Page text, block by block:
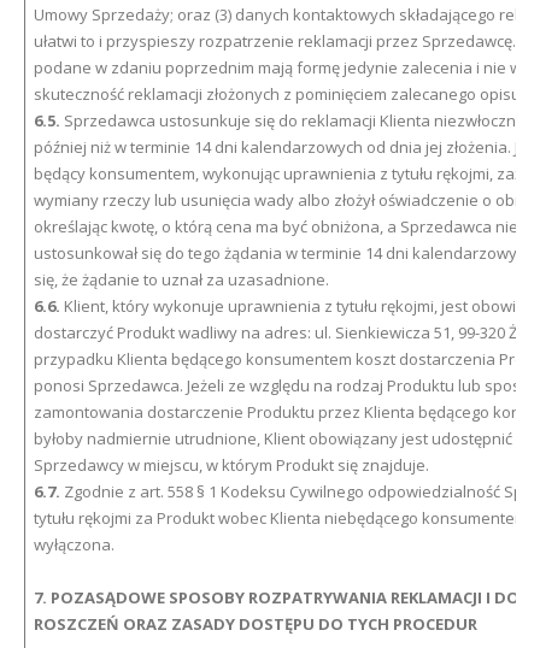
Umowy Sprzedaży; oraz (3) danych kontaktowych składającego
ułatwi to i przyspieszy rozpatrzenie reklamacji przez Sprzedawcę.
podane w zdaniu poprzednim mają formę jedynie zalecenia i nie
skuteczność reklamacji złożonych z pominięciem zalecanego opisu
6.5. Sprzedawca ustosunkuje się do reklamacji Klienta niezwłocznie,
później niż w terminie 14 dni kalendarzowych od dnia jej złożenia.
będący konsumentem, wykonując uprawnienia z tytułu rękojmi,
wymiany rzeczy lub usunięcia wady albo złożył oświadczenie o
określając kwotę, o którą cena ma być obniżona, a Sprzedawca nie
ustosunkował się do tego żądania w terminie 14 dni
się, że żądanie to uznał za uzasadnione.
6.6. Klient, który wykonuje uprawnienia z tytułu rękojmi, jest
dostarczyć Produkt wadliwy na adres: ul. Sienkiewicza 51, 99-320
przypadku Klienta będącego konsumentem koszt dostarczenia
ponosi Sprzedawca. Jeżeli ze względu na rodzaj Produktu lub
zamontowania dostarczenie Produktu przez Klienta będącego
byłoby nadmiernie utrudnione, Klient obowiązany jest udostępnić
Sprzedawcy w miejscu, w którym Produkt się znajduje.
6.7. Zgodnie z art. 558 § 1 Kodeksu Cywilnego odpowiedzialność
tytułu rękojmi za Produkt wobec Klienta niebędącego konsumentem
wyłączona.
7. POZASĄDOWE SPOSOBY ROZPATRYWANIA REKLAMACJI I
ROSZCZEŃ ORAZ ZASADY DOSTĘPU DO TYCH PROCEDUR